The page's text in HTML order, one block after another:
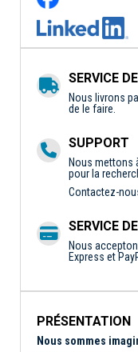
SERVICE
Nous livrons
de le faire.
SUPPORT
Nous mettons
pour la
Contactez-
SERVICE
Nous
Express et
PRÉSENTATION
Nous sommes